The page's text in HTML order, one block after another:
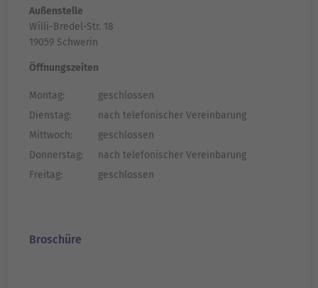
Außenstelle
Willi-Bredel-Str. 18
19059 Schwerin
Öffnungszeiten
Montag:
geschlossen
Dienstag:
nach telefonischer Vereinbarung
Mittwoch:
geschlossen
Donnerstag:
nach telefonischer Vereinbarung
Freitag:
geschlossen
Broschüre